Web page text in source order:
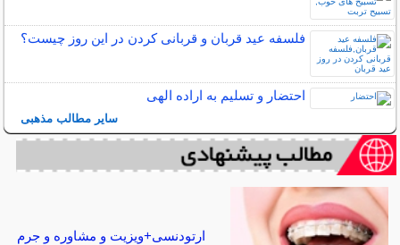
فلسفه عید قربان و قربانی کردن در این روز چیست؟
احتضار و تسلیم به اراده الهی
سایر مطالب مذهبی
ارتودنسی+ویزیت و مشاوره و جرم